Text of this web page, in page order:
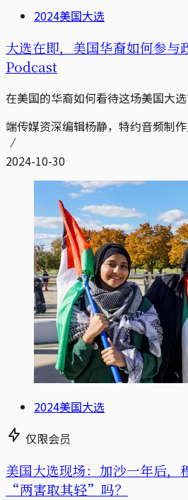
2024美国大选
大选在即，美国华裔如何参与
Podcast
在美国的华裔如何看待这场美国大选
端传媒资深编辑杨静，特约音频制
2024-10-30
2024美国大选
仅限会员
美国大选现场：加沙一年后，
“两害取其轻”吗？